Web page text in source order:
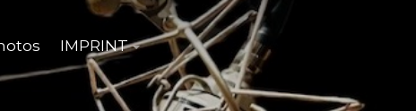
IMPRINT